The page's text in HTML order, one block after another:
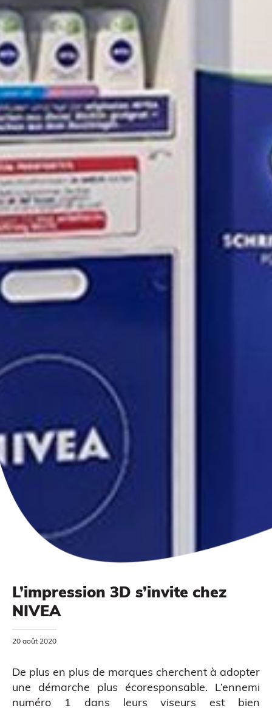
Petites et moyennes séries
Impression à la demande ou sur mesure
MODÉLISATION 3D
L’impression 3D s’invite chez
NIVEA
20 août 2020
De plus en plus de marques cherchent à adopter
une démarche plus écoresponsable. L’ennemi
numéro 1 dans leurs viseurs est bien